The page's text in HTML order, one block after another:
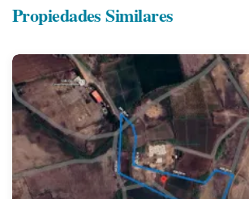
Propiedades Similares